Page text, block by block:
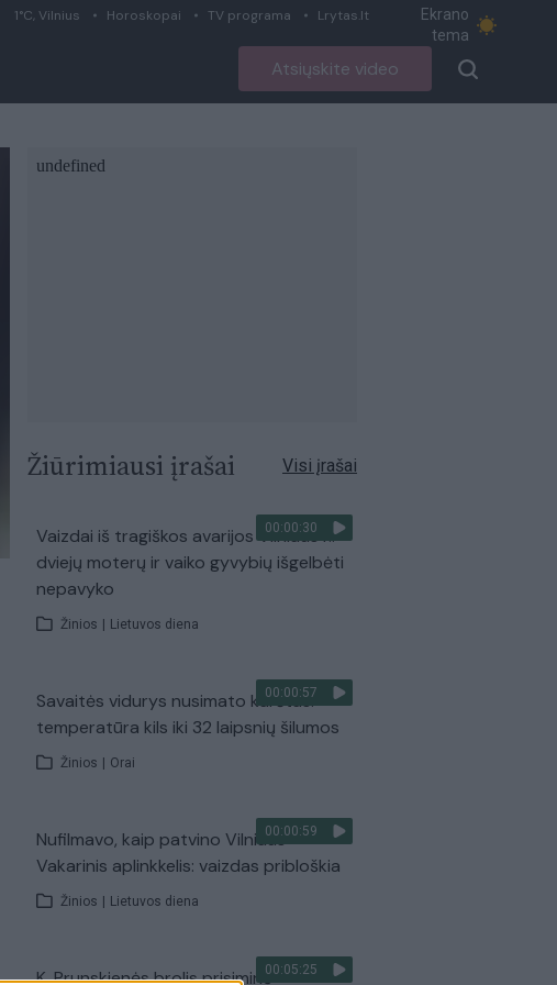
1°C, Vilnius Horoskopai TV programa Lrytas.lt
Ekrano
tema
Atsiųskite video
Žiūrimiausi įrašai Visi įrašai
00:00:30
Vaizdai iš tragiškos avarijos Vilniaus r.:
dviejų moterų ir vaiko gyvybių išgelbėti
nepavyko
Žinios Lietuvos diena
00:00:57
Savaitės vidurys nusimato karštas:
temperatūra kils iki 32 laipsnių šilumos
Žinios Orai
00:00:59
Nufilmavo, kaip patvino Vilniaus
Vakarinis aplinkkelis: vaizdas pribloškia
Žinios Lietuvos diena
00:05:25
K. Prunskienės brolis prisiminė